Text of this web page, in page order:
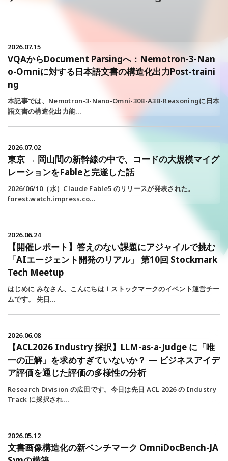
2026.07.15
VQAからDocument Parsingへ：Nemotron-3-Nan
o-Omniに対する日本語文書の構造化出力Post-traini
ng
本記事では、Nemotron-3-Nano-Omni-30B-A3B-Reasoningに日本
語文書の構造化出力能…
2026.07.02
東京 → 岡山間の新幹線の中で、コードの大規模マイグ
レーションをFableと完遂した話
2026/06/10（水）Claude Fable5 のリリースが発表された。
forest.watch.impress.co…
2026.06.24
【開催レポート】答えのない課題にアジャイルで挑む
「AIエージェント開発のリアル」 第10回 Stockmark
Tech Meetup
はじめに みなさん、こんにちは！ストックマークのイベント運営チー
ムです。 先日…
2026.06.08
【ACL2026 Industry 採択】LLM-as-a-Judge に「唯
一の正解」を求めすぎていないか？ — ビジネスアイデ
ア評価を通じた評価の多様性の分析
Research Division の広田です。今日は先日 ACL 2026 の Industry
Track に採択され…
2026.05.12
文書画像構造化の新ベンチマーク OmniDocBench-JA